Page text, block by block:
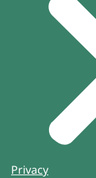
Privacy